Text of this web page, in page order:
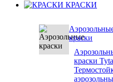
КРАСКИ
краски
краски